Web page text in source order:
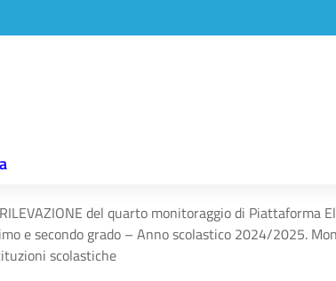
RILEVAZIONE del quarto monitoraggio di Piattaforma
e secondo grado – Anno scolastico 2024/2025.
scolastiche